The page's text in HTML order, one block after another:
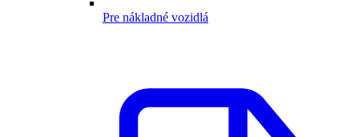
Pre nákladné vozidlá